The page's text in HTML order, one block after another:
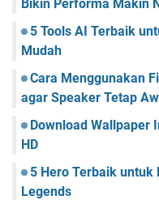
Bikin Performa Makin
5 Tools AI Terbaik
Mudah
Cara Menggunakan
agar Speaker Tetap
Download Wallpaper
HD
5 Hero Terbaik
Legends